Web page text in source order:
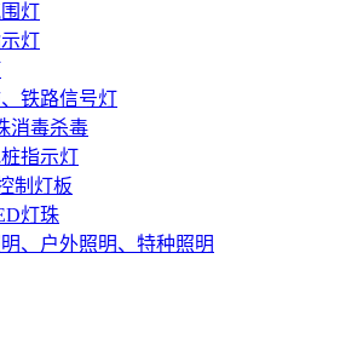
灯
灯
铁路信号灯
消毒杀毒
指示灯
制灯板
灯珠
、户外照明、特种照明